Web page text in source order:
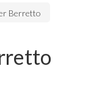
Berretto